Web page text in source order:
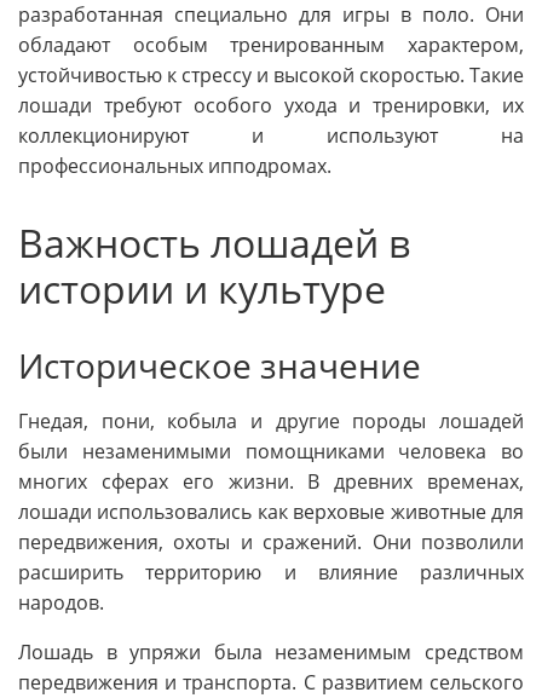
разработанная специально для игры в поло. Они
обладают особым тренированным характером,
устойчивостью к стрессу и высокой скоростью. Такие
лошади требуют особого ухода и тренировки, их
коллекционируют и используют на
профессиональных ипподромах.
Важность лошадей в
истории и культуре
Историческое значение
Гнедая, пони, кобыла и другие породы лошадей
были незаменимыми помощниками человека во
многих сферах его жизни. В древних временах,
лошади использовались как верховые животные для
передвижения, охоты и сражений. Они позволили
расширить территорию и влияние различных
народов.
Лошадь в упряжи была незаменимым средством
передвижения и транспорта. С развитием сельского